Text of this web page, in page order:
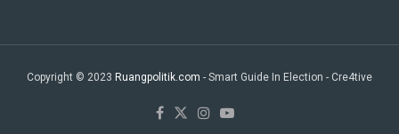
Copyright © 2023 Ruangpolitik.com - Smart Guide In Election - Cre4tive